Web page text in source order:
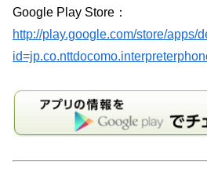
Google Play Store：
http://play.google.com/store/apps/